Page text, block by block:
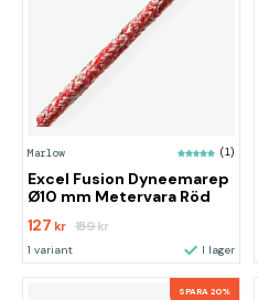
Marlow (1)
Excel Fusion Dyneemarep
Ø10 mm Metervara Röd
127 kr 159kr
1 variant I lager
SPARA 20%